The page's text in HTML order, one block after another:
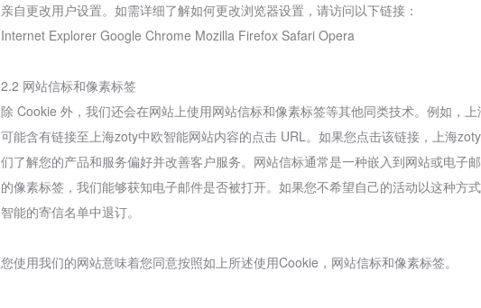
亲自更改用户设置。如需详细了解如何更改浏览器设置，请访问以下链接：
Internet Explorer Google Chrome Mozilla Firefox Safari Opera
2.2 网站信标和像素标签
除 Cookie 外，我们还会在网站上使用网站信标和像素标签等其他同类技术。例如，
可能含有链接至上海zoty中欧智能网站内容的点击 URL。如果您点击该链接，上海
们了解您的产品和服务偏好并改善客户服务。网站信标通常是一种嵌入到网站或电子
的像素标签，我们能够获知电子邮件是否被打开。如果您不希望自己的活动以这种方
智能的寄信名单中退订。
您使用我们的网站意味着您同意按照如上所述使用Cookie，网站信标和像素标签。